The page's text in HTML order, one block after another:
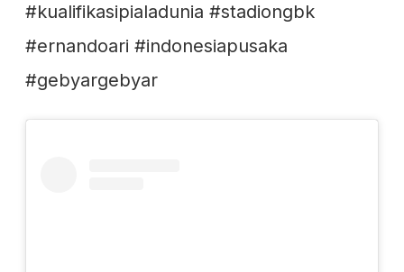
#kualifikasipialadunia #stadiongbk
#ernandoari #indonesiapusaka
#gebyargebyar